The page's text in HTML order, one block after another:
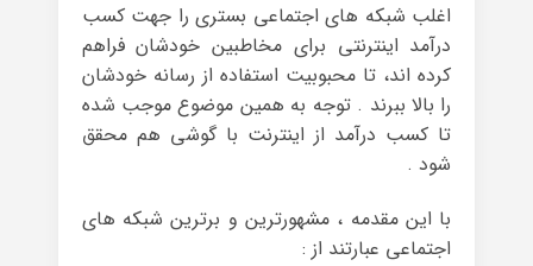
اغلب شبکه های اجتماعی بستری را جهت کسب
درآمد اینترنتی برای مخاطبین خودشان فراهم
کرده اند، تا محبوبیت استفاده از رسانه خودشان
را بالا ببرند . توجه به همین موضوع موجب شده
تا کسب درآمد از اینترنت با گوشی هم محقق
شود .
با این مقدمه ، مشهورترین و برترین شبکه های
اجتماعی عبارتند از :